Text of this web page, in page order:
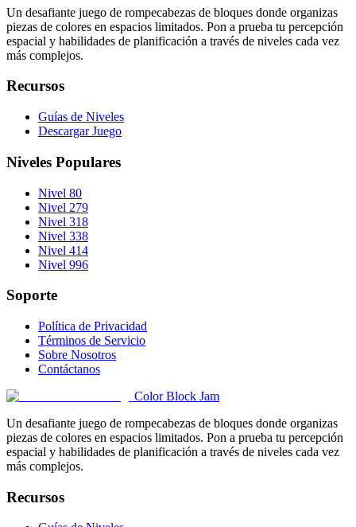
Un desafiante juego de rompecabezas de bloques donde organizas
piezas de colores en espacios limitados. Pon a prueba tu percepción
espacial y habilidades de planificación a través de niveles cada vez
más complejos.
Recursos
Guías de Niveles
Descargar Juego
Niveles Populares
Nivel 80
Nivel 279
Nivel 318
Nivel 338
Nivel 414
Nivel 996
Soporte
Política de Privacidad
Términos de Servicio
Sobre Nosotros
Contáctanos
Color Block Jam
Un desafiante juego de rompecabezas de bloques donde organizas
piezas de colores en espacios limitados. Pon a prueba tu percepción
espacial y habilidades de planificación a través de niveles cada vez
más complejos.
Recursos